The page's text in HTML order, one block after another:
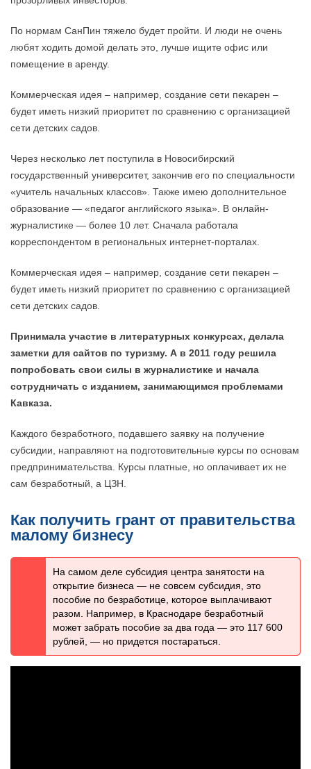
По нормам СанПин тяжело будет пройти. И люди не очень
любят ходить домой делать это, лучше ищите офис или
помещение в аренду.
Коммерческая идея – например, создание сети пекарен –
будет иметь низкий приоритет по сравнению с организацией
сети детских садов.
Через несколько лет поступила в Новосибирский
государственный университет, закончив его по специальности
«учитель начальных классов». Также имею дополнительное
образование — «педагог английского языка». В онлайн-
журналистике — более 10 лет. Сначала работала
корреспондентом в региональных интернет-порталах.
Коммерческая идея – например, создание сети пекарен –
будет иметь низкий приоритет по сравнению с организацией
сети детских садов.
Принимала участие в литературных конкурсах, делала
заметки для сайтов по туризму. А в 2011 году решила
попробовать свои силы в журналистике и начала
сотрудничать с изданием, занимающимся проблемами
Кавказа.
Каждого безработного, подавшего заявку на получение
субсидии, направляют на подготовительные курсы по основам
предпринимательства. Курсы платные, но оплачивает их не
сам безработный, а ЦЗН.
Как получить грант от правительства
малому бизнесу
На самом деле субсидия центра занятости на
открытие бизнеса — не совсем субсидия, это
пособие по безработице, которое выплачивают
разом. Например, в Краснодаре безработный
может забрать пособие за два года — это 117 600
рублей, — но придется постараться.